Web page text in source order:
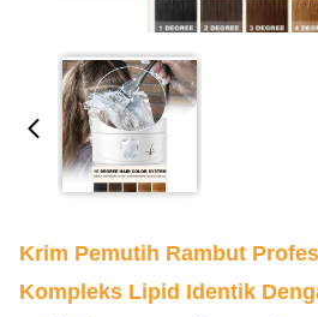
Krim Pemutih Rambut
Kompleks Lipid Identik